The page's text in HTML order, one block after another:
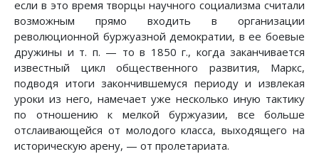
если в это время творцы научного социализма считали
возможным прямо входить в организации
революционной буржуазной демократии, в ее боевые
дружины и т. п. — то в 1850 г., когда заканчивается
известный цикл общественного развития, Маркс,
подводя итоги закончившемуся периоду и извлекая
уроки из него, намечает уже несколько иную тактику
по отношению к мелкой буржуазии, все больше
отслаивающейся от молодого класса, выходящего на
историческую арену, — от пролетариата.